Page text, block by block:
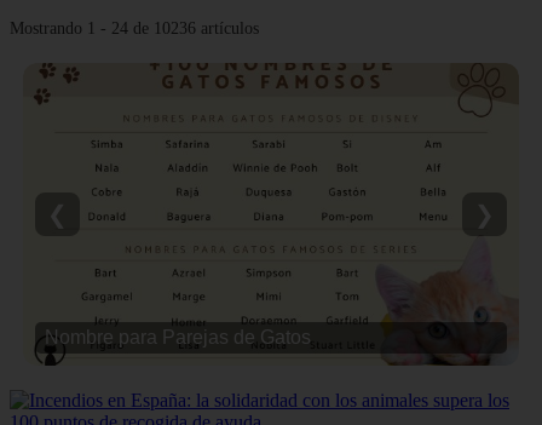
Mostrando 1 - 24 de 10236 artículos
Nombre para Parejas de Gatos
❮ ❯